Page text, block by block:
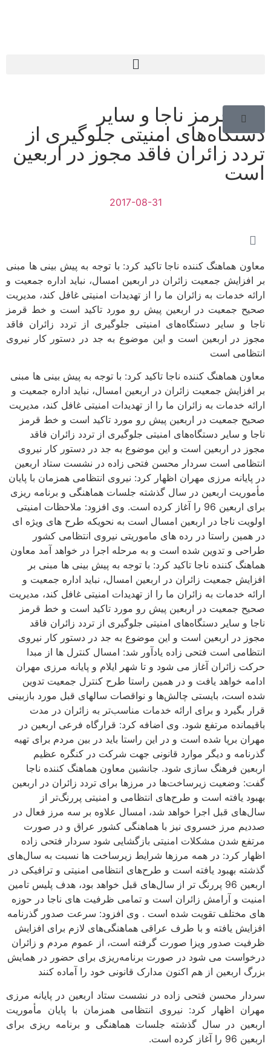
خط قرمز ناجا و سایر
دستگاه‌های امنیتی جلوگیری از
تردد زائران فاقد مجوز در اربعین
است
2017-08-31
معاون هماهنگ کننده ناجا تاکید کرد: با توجه به پیش بینی ها مبنی
بر افزایش جمعیت زائران در اربعین امسال، نباید اداره جمعیت و
ارائه خدمات به زائران ما را از تهدیدات امنیتی غافل کند، مدیریت
صحیح جمعیت در اربعین پیش رو مورد تاکید است و خط قرمز
ناجا و سایر دستگاه‌های امنیتی جلوگیری از تردد زائران فاقد
مجوز در اربعین است و این موضوع به جد در دستور کار نیروی
انتظامی است
معاون هماهنگ کننده ناجا تاکید کرد: با توجه به پیش بینی ها مبنی
بر افزایش جمعیت زائران در اربعین امسال، نباید اداره جمعیت و
ارائه خدمات به زائران ما را از تهدیدات امنیتی غافل کند، مدیریت
صحیح جمعیت در اربعین پیش رو مورد تاکید است و خط قرمز
ناجا و سایر دستگاه‌های امنیتی جلوگیری از تردد زائران فاقد
مجوز در اربعین است و این موضوع به جد در دستور کار نیروی
انتظامی است سردار محسن فتحی زاده در نشست ستاد اربعین
در پایانه مرزی مهران اظهار کرد: نیروی انتظامی همزمان با پایان
مأموریت اربعین در سال گذشته جلسات هماهنگی و برنامه ریزی
برای اربعین 96 را آغاز کرده است. وی افزود: ملاحظات امنیتی
اولویت ناجا در اربعین امسال است به نحویکه طرح های ویژه ای
در همین راستا در رده های ماموریتی نیروی انتظامی کشور
طراحی و تدوین شده است و به مرحله اجرا در خواهد آمد معاون
هماهنگ کننده ناجا تاکید کرد: با توجه به پیش بینی ها مبنی بر
افزایش جمعیت زائران در اربعین امسال، نباید اداره جمعیت و
ارائه خدمات به زائران ما را از تهدیدات امنیتی غافل کند، مدیریت
صحیح جمعیت در اربعین پیش رو مورد تاکید است و خط قرمز
ناجا و سایر دستگاه‌های امنیتی جلوگیری از تردد زائران فاقد
مجوز در اربعین است و این موضوع به جد در دستور کار نیروی
انتظامی است فتحی زاده یادآور شد: امسال کنترل ها از مبدا
حرکت زائران آغاز می شود و تا شهر ایلام و پایانه مرزی مهران
ادامه خواهد یافت و در همین راستا طرح کنترل جمعیت تدوین
شده است، بایستی چالش‌ها و نواقصات سالهای قبل مورد بازبینی
قرار بگیرد و برای ارائه خدمات مناسب‌تر به زائران در مدت
باقیمانده مرتفع شود. وی اضافه کرد: قرارگاه فرعی اربعین در
مهران برپا شده است و در این راستا باید در بین مردم برای تهیه
گذرنامه و دیگر موارد قانونی جهت شرکت در کنگره عظیم
اربعین فرهنگ سازی شود. جانشین معاون هماهنگ کننده ناجا
گفت: وضعیت زیرساخت‌ها در مرزها برای تردد زائران در اربعین
بهبود یافته است و طرح‌های انتظامی و امنیتی پررنگ‌تر از
سال‌های قبل اجرا خواهد شد، امسال علاوه بر سه مرز فعال در
صددیم مرز خسروی نیز با هماهنگی کشور عراق و در صورت
مرتفع شدن مشکلات امنیتی بازگشایی شود سردار فتحی زاده
اظهار کرد: در همه مرزها شرایط زیرساخت ها نسبت به سال‌های
گذشته بهبود یافته است و طرح‌های انتظامی امنیتی و ترافیکی در
اربعین 96 پررنگ‌ تر از سال‌های قبل خواهد بود، هدف پلیس تامین
امنیت و آرامش زائران است و تمامی ظرفیت های ناجا در حوزه
های مختلف تقویت شده است . وی افزود: سرعت صدور گذرنامه
افزایش یافته و با طرف عراقی هماهنگی‌های لازم برای افزایش
ظرفیت صدور ویزا صورت گرفته است، از عموم مردم و زائران
درخواست می شود در صورت برنامه‌ریزی برای حضور در همایش
بزرگ اربعین از هم اکنون مدارک قانونی خود را آماده کنند
سردار محسن فتحی زاده در نشست ستاد اربعین در پایانه مرزی
مهران اظهار کرد: نیروی انتظامی همزمان با پایان مأموریت
اربعین در سال گذشته جلسات هماهنگی و برنامه ریزی برای
اربعین 96 را آغاز کرده است.